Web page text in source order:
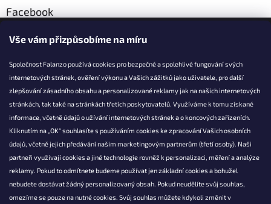
Vše vám přizpůsobíme na míru
Společnost Falanzo používá cookies pro bezpečné a spolehlivé fungování svých
internetových stránek, ověření výkonu a Vašich zážitků jako uživatele, pro další
zlepšování zásadního obsahu a personalizované reklamy jak na našich internetových
stránkách, tak také na stránkách třetích poskytovatelů. Využíváme k tomu získané
informace, včetně údajů o užívání internetových stránek a o koncových zařízeních.
Kliknutím na „OK“ souhlasíte s používáním cookies ke zpracování Vašich osobních
údajů, včetně jejich předávání našim marketingovým partnerům (třetí osoby). Naši
partneři využívají cookies a jiné technologie rovněž k personalizaci, měření a analýze
reklamy. Pokud to odmítnete budeme používat jen základní cookies a bohužel
nebudete dostávat žádný personalizovaný obsah. Pokud neudělíte svůj souhlas,
omezíme se pouze na nutné cookies. Svůj souhlas můžete kdykoli změnit v
Facebook
KONTAKT
info@falanzo.cz
Falanzo.cz
FalanzoCZ